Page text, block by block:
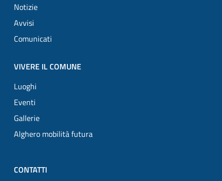
Notizie
Avvisi
Comunicati
VIVERE IL COMUNE
Luoghi
Eventi
Gallerie
Alghero mobilità futura
CONTATTI